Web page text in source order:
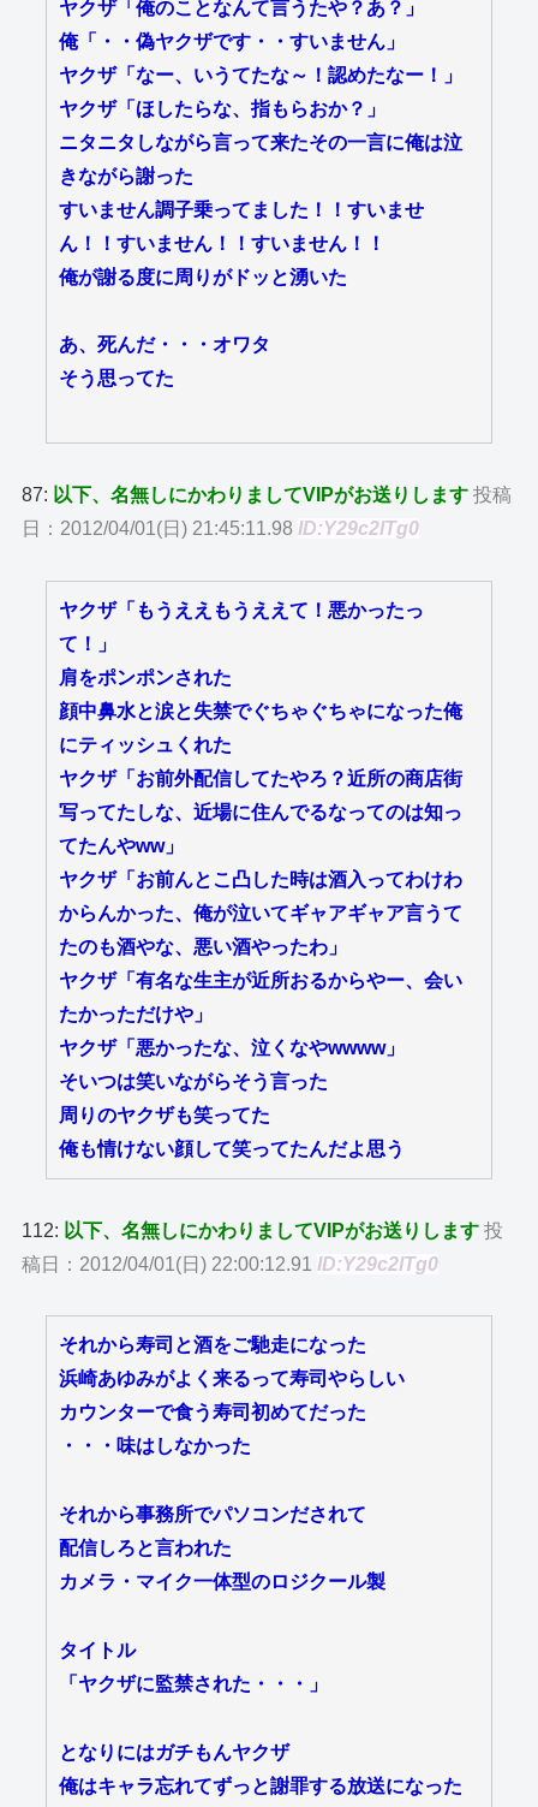
ヤクザ「俺のことなんて言うたや？あ？」
俺「・・偽ヤクザです・・すいません」
ヤクザ「なー、いうてたな～！認めたなー！」
ヤクザ「ほしたらな、指もらおか？」
ニタニタしながら言って来たその一言に俺は泣
きながら謝った
すいません調子乗ってました！！すいませ
ん！！すいません！！すいません！！
俺が謝る度に周りがドッと湧いた
あ、死んだ・・・オワタ
そう思ってた
87: 以下、名無しにかわりましてVIPがお送りします 投稿
日：2012/04/01(日) 21:45:11.98 ID:Y29c2lTg0
ヤクザ「もうええもうええて！悪かったっ
て！」
肩をポンポンされた
顔中鼻水と涙と失禁でぐちゃぐちゃになった俺
にティッシュくれた
ヤクザ「お前外配信してたやろ？近所の商店街
写ってたしな、近場に住んでるなってのは知っ
てたんやww」
ヤクザ「お前んとこ凸した時は酒入ってわけわ
からんかった、俺が泣いてギャアギャア言うて
たのも酒やな、悪い酒やったわ」
ヤクザ「有名な生主が近所おるからやー、会い
たかっただけや」
ヤクザ「悪かったな、泣くなやwwww」
そいつは笑いながらそう言った
周りのヤクザも笑ってた
俺も情けない顔して笑ってたんだよ思う
112: 以下、名無しにかわりましてVIPがお送りします 投
稿日：2012/04/01(日) 22:00:12.91 ID:Y29c2lTg0
それから寿司と酒をご馳走になった
浜崎あゆみがよく来るって寿司やらしい
カウンターで食う寿司初めてだった
・・・味はしなかった
それから事務所でパソコンだされて
配信しろと言われた
カメラ・マイク一体型のロジクール製
タイトル
「ヤクザに監禁された・・・」
となりにはガチもんヤクザ
俺はキャラ忘れてずっと謝罪する放送になった